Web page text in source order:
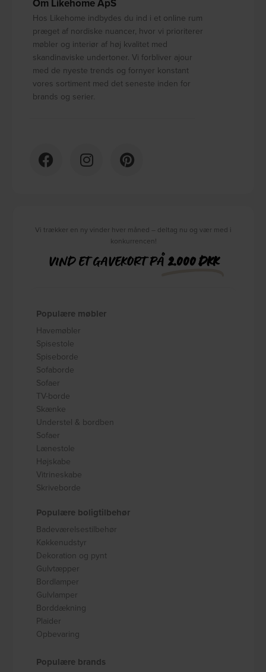
Om Likehome ApS
Hos Likehome indbydes du ind i et online rum
præget af nordiske nuancer, hvor vi prioriterer
møbler og interiør af høj kvalitet med
skandinaviske undertoner. Vi forbliver ajour
med de nyeste trends og fornyer konstant
vores sortiment med det seneste inden for
brands og serier.
Vi trækker en ny vinder hver måned – deltag nu og vær med i
konkurrencen!
VIND ET GAVEKORT PÅ2.000 DKK
Populære møbler
Havemøbler
Spisestole
Spiseborde
Sofaborde
Sofaer
TV-borde
Skænke
Understel & bordben
Sofaer
Lænestole
Højskabe
Vitrineskabe
Skriveborde
Populære boligtilbehør
Badeværelsestilbehør
Køkkenudstyr
Dekoration og pynt
Gulvtæpper
Bordlamper
Gulvlamper
Borddækning
Plaider
Opbevaring
Populære brands